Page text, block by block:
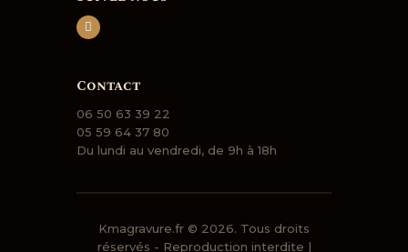
Contact
06 50 63 39 22
05 59 64 37 80
Du lundi au vendredi, de 9h à 18h
Kmagravure.fr © 2026. Tous droits
réservés - Reproduction interdite |